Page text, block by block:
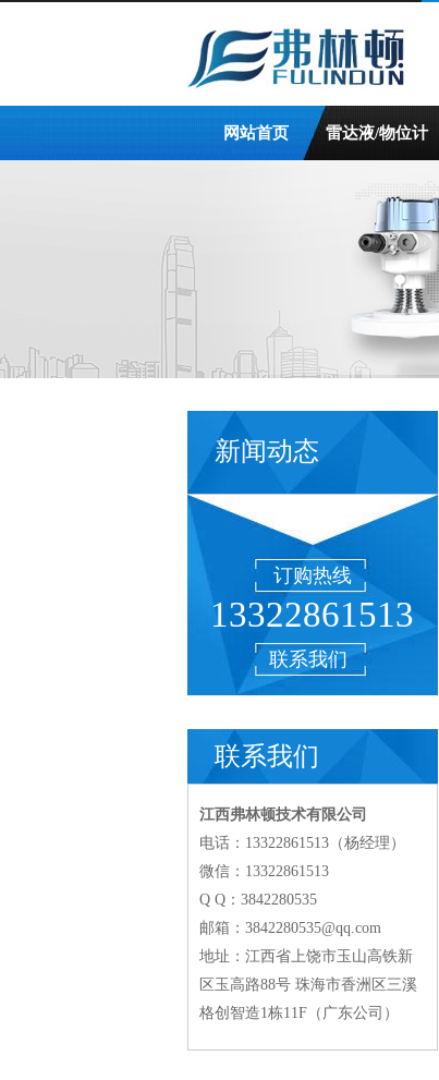
网站首页 雷达液/物位计
新闻动态
订购热线
13322861513
联系我们
联系我们
江西弗林顿技术有限公司
电话：13322861513（杨经理）
微信：13322861513
Q Q：3842280535
邮箱：3842280535@qq.com
地址：江西省上饶市玉山高铁新
区玉高路88号 珠海市香洲区三溪
格创智造1栋11F（广东公司）